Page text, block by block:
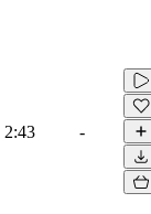
2:43 -